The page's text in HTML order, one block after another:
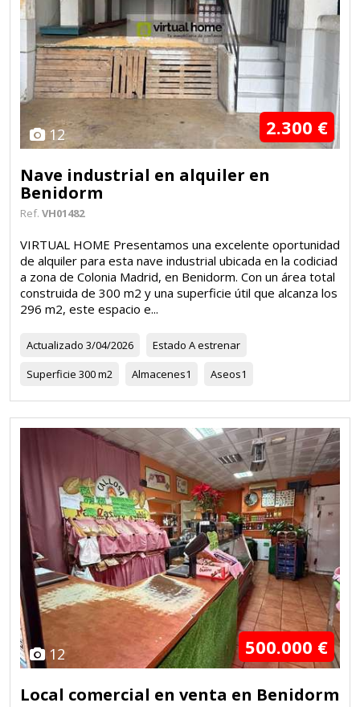
12 2.300 €
Nave industrial en alquiler en
Benidorm
Ref. VH01482
VIRTUAL HOME Presentamos una excelente oportunidad
de alquiler para esta nave industrial ubicada en la codiciad
a zona de Colonia Madrid, en Benidorm. Con un área total
construida de 300 m2 y una superficie útil que alcanza los
296 m2, este espacio e...
Actualizado 3/04/2026 Estado A estrenar
Superficie 300 m2 Almacenes1 Aseos1
12 500.000 €
Local comercial en venta en Benidorm